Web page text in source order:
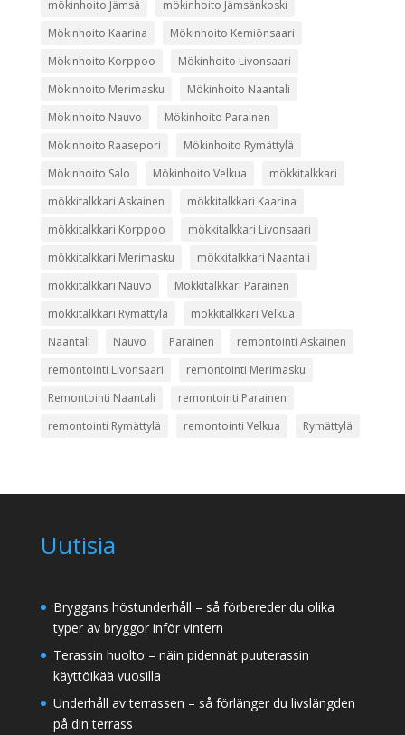
mökinhoito Jämsä
mökinhoito Jämsänkoski
Mökinhoito Kaarina
Mökinhoito Kemiönsaari
Mökinhoito Korppoo
Mökinhoito Livonsaari
Mökinhoito Merimasku
Mökinhoito Naantali
Mökinhoito Nauvo
Mökinhoito Parainen
Mökinhoito Raasepori
Mökinhoito Rymättylä
Mökinhoito Salo
Mökinhoito Velkua
mökkitalkkari
mökkitalkkari Askainen
mökkitalkkari Kaarina
mökkitalkkari Korppoo
mökkitalkkari Livonsaari
mökkitalkkari Merimasku
mökkitalkkari Naantali
mökkitalkkari Nauvo
Mökkitalkkari Parainen
mökkitalkkari Rymättylä
mökkitalkkari Velkua
Naantali
Nauvo Parainen
remontointi Askainen
remontointi Livonsaari
remontointi Merimasku
Remontointi Naantali
remontointi Parainen
remontointi Rymättylä
remontointi Velkua Rymättylä
Uutisia
Bryggans höstunderhåll – så förbereder du olika
typer av bryggor inför vintern
Terassin huolto – näin pidennät puuterassin
käyttöikää vuosilla
Underhåll av terrassen – så förlänger du livslängden
på din terrass